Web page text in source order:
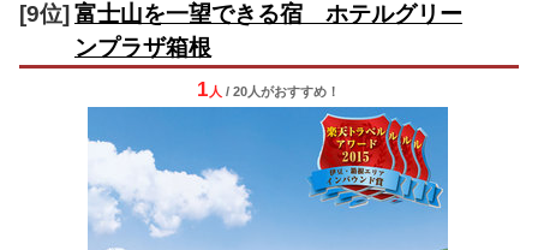
[9位] 富士山を一望できる宿 ホテルグリー
ンプラザ箱根
1 人 / 20人がおすすめ！